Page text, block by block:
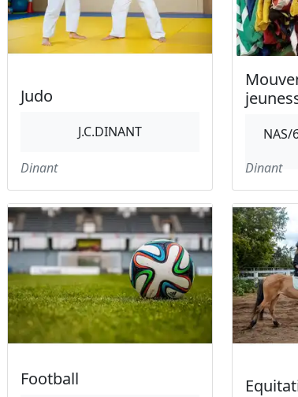
Judo
J.C.DINANT
Dinant
NAS/
Dinant
Football